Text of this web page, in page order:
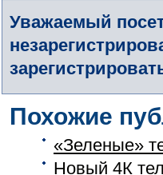
Уважаемый
Похожие
«Зеленые»
Новый 4К